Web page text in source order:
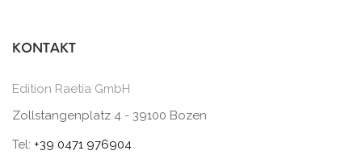
KONTAKT
Edition Raetia GmbH
Zollstangenplatz 4 - 39100 Bozen
Tel: +39 0471 976904